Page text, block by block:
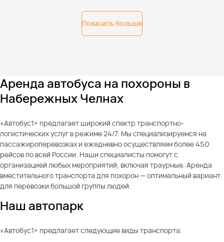
Показать больше
Аренда автобуса на похороны в
Набережных Челнах
«Автобус1» предлагает широкий спектр транспортно-
логистических услуг в режиме 24/7. Мы специализируемся на
пассажироперевозках и ежедневно осуществляем более 450
рейсов по всей России. Наши специалисты помогут с
организацией любых мероприятий, включая траурные. Аренда
вместительного транспорта для похорон — оптимальный вариант
для перевозки большой группы людей.
Наш автопарк
«Автобус1» предлагает следующие виды транспорта: